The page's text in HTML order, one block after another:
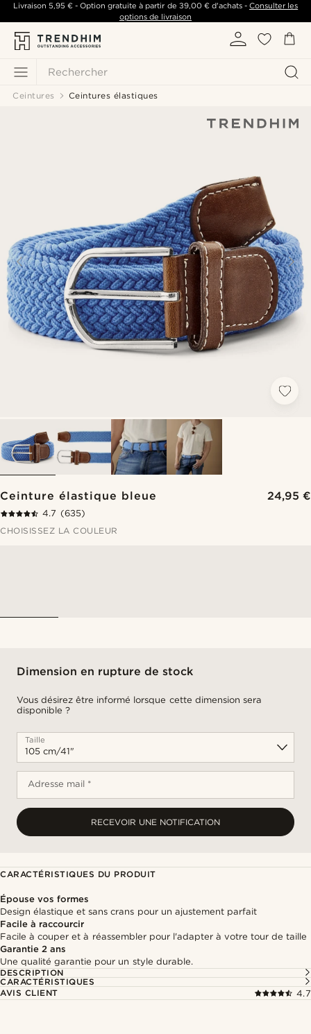
Rechercher
Livraison 5,95 €- Option gratuite à partir de 39,00 €d'achats -Consulter les
options de livraison
Ceintures Ceintures élastiques
Ceinture élastique bleue 24,95 €
4.7 (635)
CHOISISSEZ LA COULEUR
Dimension en rupture de stock
Vous désirez être informé lorsque cette dimension sera
disponible ?
Taille
Adresse mail *
RECEVOIR UNE NOTIFICATION
CARACTÉRISTIQUES DU PRODUIT
Épouse vos formes
Design élastique et sans crans pour un ajustement parfait
Facile à raccourcir
Facile à couper et à réassembler pour l'adapter à votre tour de taille
Garantie 2 ans
Une qualité garantie pour un style durable.
DESCRIPTION
CARACTÉRISTIQUES
AVIS CLIENT
4.7